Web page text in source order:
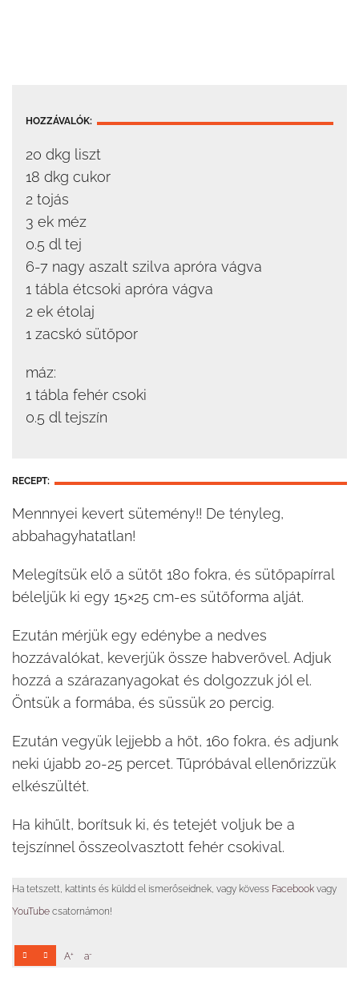
HOZZÁVALÓK:
20 dkg liszt
18 dkg cukor
2 tojás
3 ek méz
0.5 dl tej
6-7 nagy aszalt szilva apróra vágva
1 tábla étcsoki apróra vágva
2 ek étolaj
1 zacskó sütőpor
máz:
1 tábla fehér csoki
0.5 dl tejszín
RECEPT:
Mennnyei kevert sütemény!! De tényleg,
abbahagyhatatlan!
Melegítsük elő a sütőt 180 fokra, és sütőpapírral
béleljük ki egy 15×25 cm-es sütőforma alját.
Ezután mérjük egy edénybe a nedves
hozzávalókat, keverjük össze habverővel. Adjuk
hozzá a szárazanyagokat és dolgozzuk jól el.
Öntsük a formába, és süssük 20 percig.
Ezután vegyük lejjebb a hőt, 160 fokra, és adjunk
neki újabb 20-25 percet. Tűpróbával ellenőrizzük
elkészültét.
Ha kihűlt, borítsuk ki, és tetejét voljuk be a
tejszínnel összeolvasztott fehér csokival.
Ha tetszett, kattints és küldd el ismerőseidnek, vagy kövess Facebook vagy
YouTube csatornámon!
A+ a-